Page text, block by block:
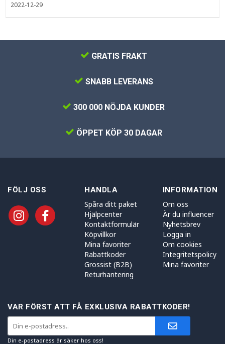
2022-12-29
GRATIS FRAKT
SNABB LEVERANS
300 000 NÖJDA KUNDER
ÖPPET KÖP 30 DAGAR
FÖLJ OSS HANDLA
Spåra ditt paket
Hjälpcenter
Kontaktformulär
Köpvillkor
Mina favoriter
Rabattkoder
Grossist (B2B)
Returhantering
INFORMATION
Om oss
Är du influencer
Nyhetsbrev
Logga in
Om cookies
Integritetspolicy
Mina favoriter
VAR FÖRST ATT FÅ EXKLUSIVA RABATTKODER!
Din e-postadress är säker hos oss!